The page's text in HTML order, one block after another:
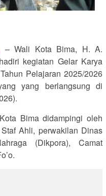
– Wali Kota Bima, H. A.
kegiatan Gelar Karya
Pelajaran 2025/2026
yang berlangsung di
Bima didampingi oleh
Ahli, perwakilan Dinas
(Dikpora), Camat